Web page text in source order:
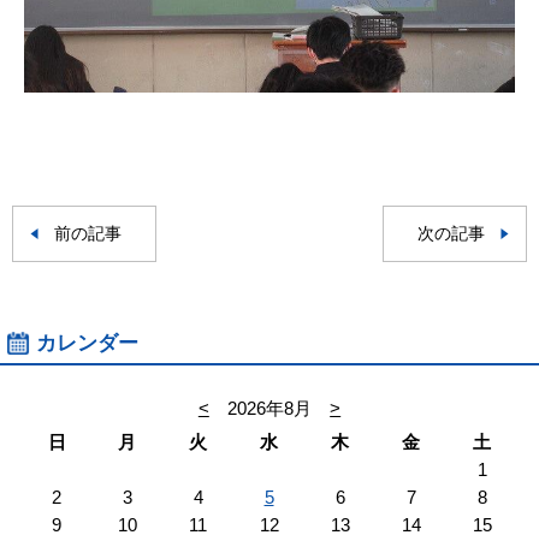
前の記事 次の記事
カレンダー
< 2026年8月
>
日
月 火 水 木 金
土
1
2
3 4 5 6 7
8
9
10 11 12 13 14
15